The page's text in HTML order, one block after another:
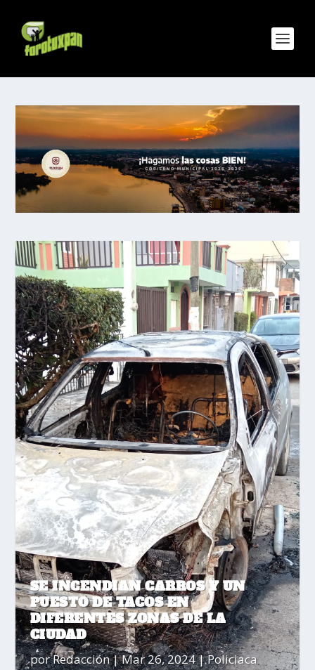
SE INCENDIAN CARROS Y UN
PUESTO DE TACOS EN
DIFERENTES ZONAS DE LA
CIUDAD
porRedacción|Mar 26, 2024|Policiaca